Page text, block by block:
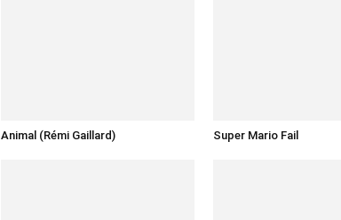
Animal (Rémi Gaillard) Super Mario Fail